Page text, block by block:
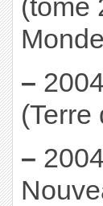
(tome
–
(Terre
–